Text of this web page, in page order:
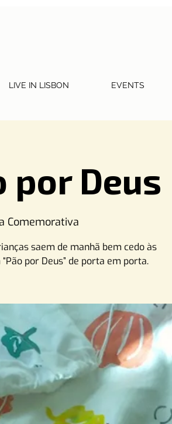
LIVE IN LISBON EVENTS
por Deus
Comemorativa
saem de manhã bem cedo às
por Deus” de porta em porta.